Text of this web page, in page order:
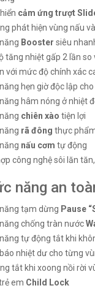
cảm ứng trượt
phát hiện vùng nấu
Booster siêu
tăng nhiệt gấp 2 lần so
với mức độ chính xác
hẹn giờ độc lập
hâm nóng ở nhiệt
chiên xào tiện lợi
rã đông thực
nấu cơm tự động
công nghệ sôi lăn
năng an
tạm dừng Pause
chống tràn nước
tự động tắt khi
nhiệt dư cho từng
tắt khi xoong nồi rời
em Child Lock
₫